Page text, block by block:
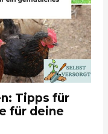
Tipps für
für deine